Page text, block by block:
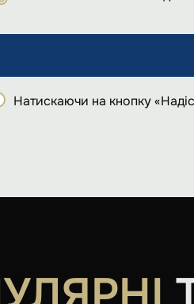
Натискаючи на кнопку